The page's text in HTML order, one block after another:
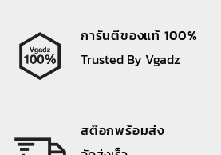
การันตีของแท้ 100%
Trusted By Vgadz
สต๊อกพร้อมส่ง